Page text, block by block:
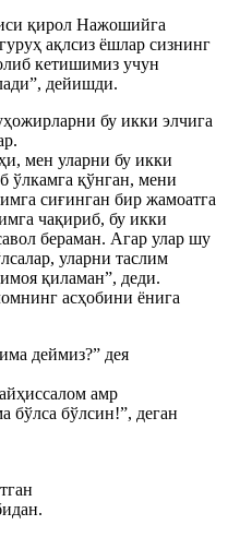
қирол Нажошийга
ақлсиз ёшлар сизнинг
кетишимиз учун
дейишди.
бу икки элчига
мен уларни бу икки
ўлкамга қўнган, мени
сиғинган бир жамоатга
чақириб, бу икки
бераман. Агар улар шу
уларни таслим
қиламан”, деди.
асҳобини ёнига
деймиз?” дея
амр
бўлса бўлсин!”, деган